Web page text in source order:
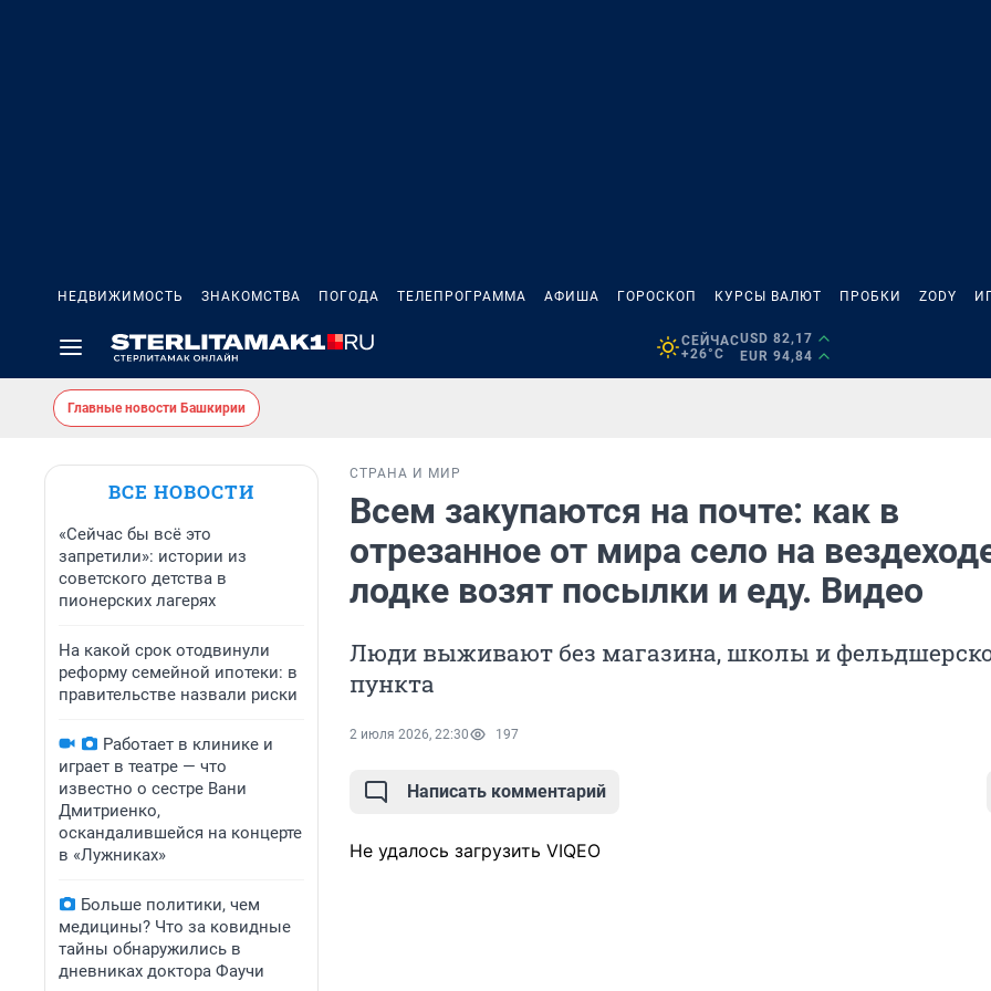
НЕДВИЖИМОСТЬ ЗНАКОМСТВА ПОГОДА ТЕЛЕПРОГРАММА АФИША ГОРОСКОП КУРСЫ ВАЛЮТ ПРОБКИ ZODY
СЕЙЧАС
+26°C
USD 82,17
EUR 94,84
Главные новости Башкирии
ВСЕ НОВОСТИ
«Сейчас бы всё это
запретили»: истории из
советского детства в
пионерских лагерях
На какой срок отодвинули
реформу семейной ипотеки: в
правительстве назвали риски
Работает в клинике и
играет в театре — что
известно о сестре Вани
Дмитриенко,
оскандалившейся на концерте
в «Лужниках»
Больше политики, чем
медицины? Что за ковидные
тайны обнаружились в
дневниках доктора Фаучи
СТРАНА И МИР
Всем закупаются на почте: как в
отрезанное от мира село на
лодке возят посылки и еду. Видео
Люди выживают без магазина, школы и
пункта
2 июля 2026, 22:30 197
Написать комментарий
Не удалось загрузить VIQEO